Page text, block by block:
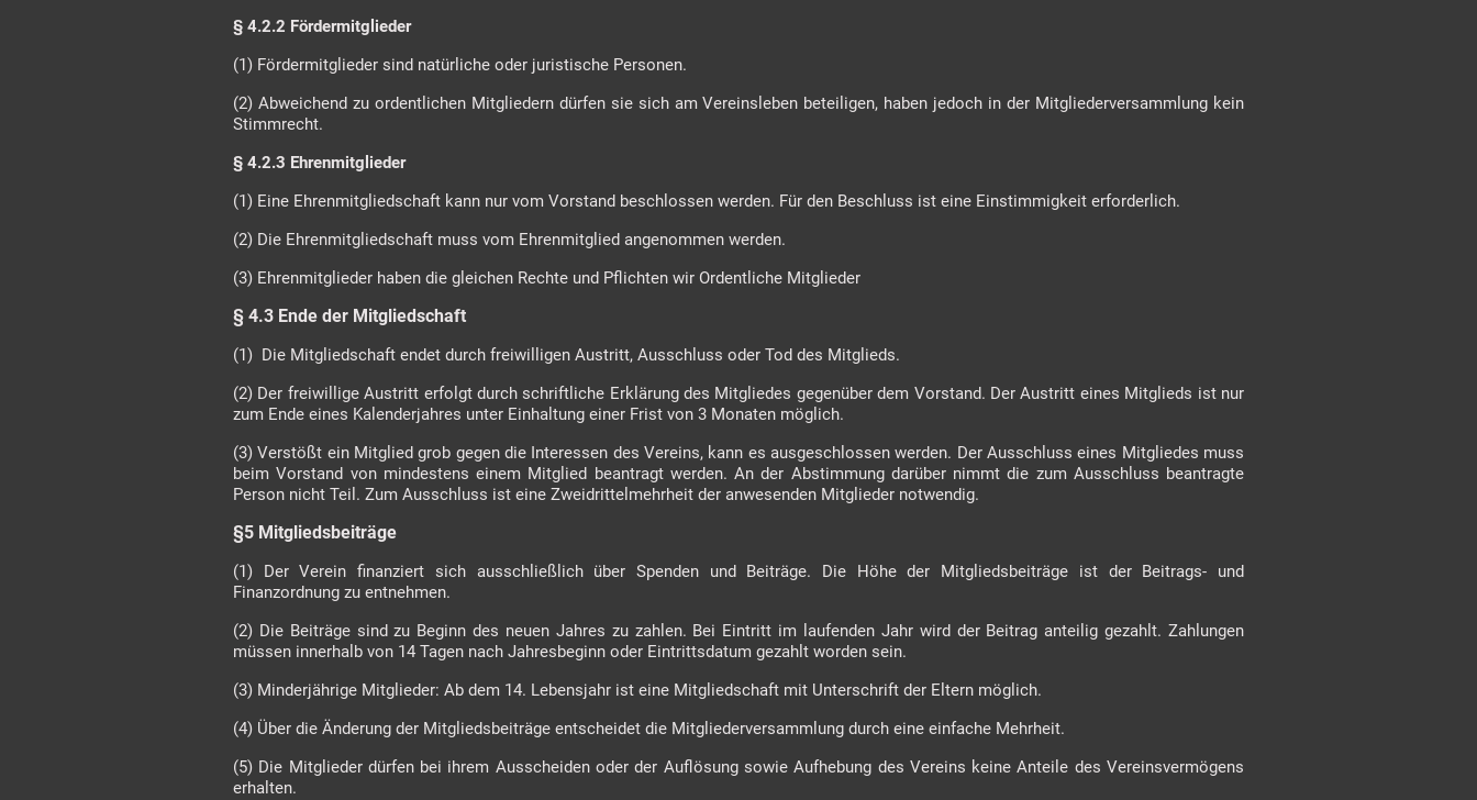
§ 4.2.2 Fördermitglieder
(1) Fördermitglieder sind natürliche oder juristische Personen.
(2) Abweichend zu ordentlichen Mitgliedern dürfen sie sich am Vereinsleben beteiligen, haben jedoch in der Mitgliederversammlung kein
Stimmrecht.
§ 4.2.3 Ehrenmitglieder
(1) Eine Ehrenmitgliedschaft kann nur vom Vorstand beschlossen werden. Für den Beschluss ist eine Einstimmigkeit erforderlich.
(2) Die Ehrenmitgliedschaft muss vom Ehrenmitglied angenommen werden.
(3) Ehrenmitglieder haben die gleichen Rechte und Pflichten wir Ordentliche Mitglieder
§ 4.3 Ende der Mitgliedschaft
(1) Die Mitgliedschaft endet durch freiwilligen Austritt, Ausschluss oder Tod des Mitglieds.
(2) Der freiwillige Austritt erfolgt durch schriftliche Erklärung des Mitgliedes gegenüber dem Vorstand. Der Austritt eines Mitglieds ist nur
zum Ende eines Kalenderjahres unter Einhaltung einer Frist von 3 Monaten möglich.
(3) Verstößt ein Mitglied grob gegen die Interessen des Vereins, kann es ausgeschlossen werden. Der Ausschluss eines Mitgliedes muss
beim Vorstand von mindestens einem Mitglied beantragt werden. An der Abstimmung darüber nimmt die zum Ausschluss beantragte
Person nicht Teil. Zum Ausschluss ist eine Zweidrittelmehrheit der anwesenden Mitglieder notwendig.
§5 Mitgliedsbeiträge
(1) Der Verein finanziert sich ausschließlich über Spenden und Beiträge. Die Höhe der Mitgliedsbeiträge ist der Beitrags- und
Finanzordnung zu entnehmen.
(2) Die Beiträge sind zu Beginn des neuen Jahres zu zahlen. Bei Eintritt im laufenden Jahr wird der Beitrag anteilig gezahlt. Zahlungen
müssen innerhalb von 14 Tagen nach Jahresbeginn oder Eintrittsdatum gezahlt worden sein.
(3) Minderjährige Mitglieder: Ab dem 14. Lebensjahr ist eine Mitgliedschaft mit Unterschrift der Eltern möglich.
(4) Über die Änderung der Mitgliedsbeiträge entscheidet die Mitgliederversammlung durch eine einfache Mehrheit.
(5) Die Mitglieder dürfen bei ihrem Ausscheiden oder der Auflösung sowie Aufhebung des Vereins keine Anteile des Vereinsvermögens
erhalten.